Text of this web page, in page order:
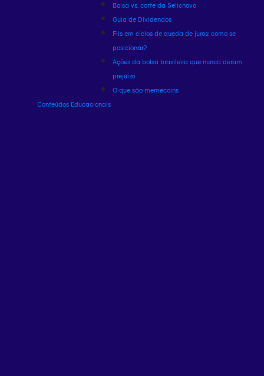
Bolsa vs. corte da Selicnovo
Guia de Dividendos
Fiis em ciclos de queda de juros: como se
posicionar?
Ações da bolsa brasileira que nunca deram
prejuízo
O que são memecoins
Conteúdos Educacionais